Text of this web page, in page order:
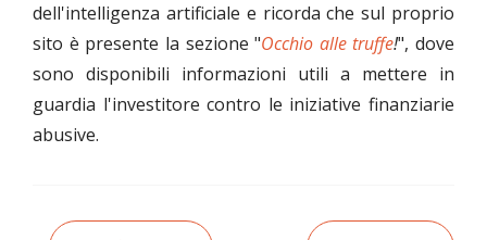
dell'intelligenza artificiale e ricorda che sul proprio
sito è presente la sezione "Occhio alle truffe!", dove
sono disponibili informazioni utili a mettere in
guardia l'investitore contro le iniziative finanziarie
abusive.